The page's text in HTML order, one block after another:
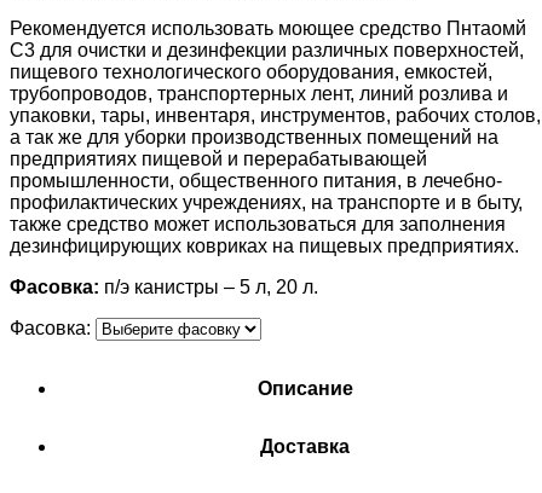
Рекомендуется использовать моющее средство Пнтаомй
С3 для очистки и дезинфекции различных поверхностей,
пищевого технологического оборудования, емкостей,
трубопроводов, транспортерных лент, линий розлива и
упаковки, тары, инвентаря, инструментов, рабочих столов,
а так же для уборки производственных помещений на
предприятиях пищевой и перерабатывающей
промышленности, общественного питания, в лечебно-
профилактических учреждениях, на транспорте и в быту,
также средство может использоваться для заполнения
дезинфицирующих ковриках на пищевых предприятиях.
Фасовка: п/э канистры – 5 л, 20 л.
Фасовка:
Описание
Доставка